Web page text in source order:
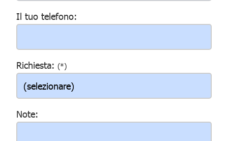
Il tuo telefono:
Richiesta: (*)
Note: